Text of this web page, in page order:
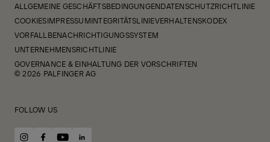
ALLGEMEINE GESCHÄFTSBEDINGUNGENDATENSCHUTZRICHTLINIE
COOKIESIMPRESSUMINTEGRITÄTSLINIEVERHALTENSKODEX
VORFALLBENACHRICHTIGUNGSSYSTEM
UNTERNEHMENSRICHTLINIE
GOVERNANCE & EINHALTUNG DER VORSCHRIFTEN
© 2026 PALFINGER AG
FOLLOW US